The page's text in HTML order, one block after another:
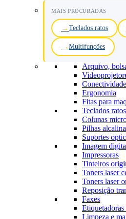
MAIS PROCURADAS
Teclados ratos
Multifunções
Arquivo,
Ergonomia
Fitas para
Teclados ratos
Colunas
Pilhas
Suportes
Imagem
Impressoras
Tinteiros
Toners laser
Toners laser
Reposição
Faxes
Etiquetadoras
Limpeza e